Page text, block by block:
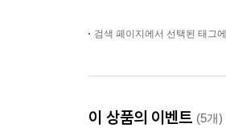
검색 페이지에서 선택된 태그
이 상품의 이벤트 (5개)